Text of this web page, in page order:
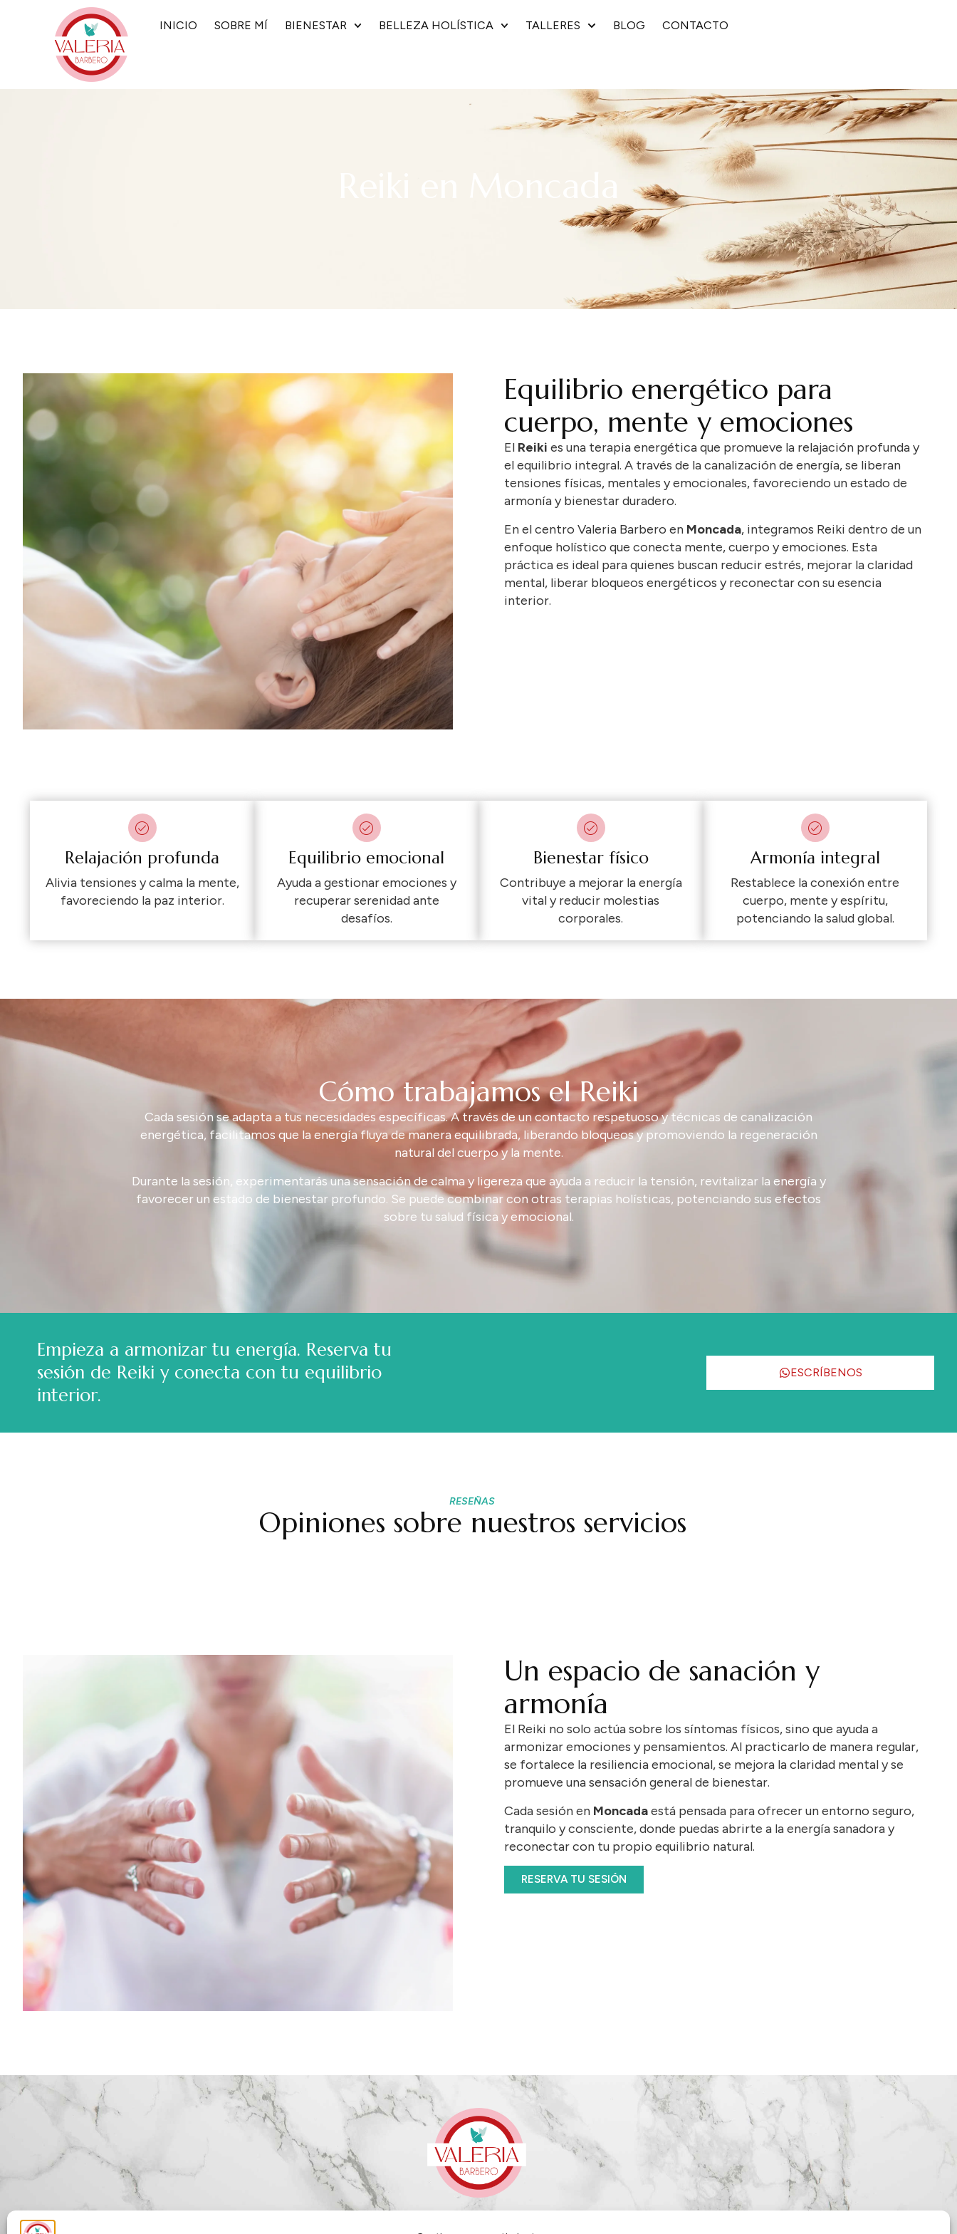
INICIO SOBRE MÍ BIENESTAR BELLEZA HOLÍSTICA TALLERES BLOG CONTACTO
Equilibrio energético para
cuerpo, mente y emociones
El Reiki es una terapiaenergéticaque promueve la relajación profunday
elequilibrio integral. A través de lacanalizaciónde energía,se liberan
tensiones físicas, mentales yemocionales, favoreciendo unestado de
armoníaybienestarduradero.
Enelcentro Valeria Barbero en Moncada, integramos Reiki dentro de un
enfoque holístico que conecta mente,cuerpo yemociones. Esta
prácticaes ideal paraquienes buscan reducirestrés, mejorar laclaridad
mental, liberar bloqueos energéticos yreconectarconsuesencia
interior.
Relajación profunda
Alivia tensiones y calma la mente,
favoreciendo la paz interior.
Equilibrio emocional
Ayuda a gestionar emociones y
recuperar serenidad ante
desafíos.
Bienestar físico
Contribuye a mejorar la energía
vital y reducir molestias
corporales.
Armonía integral
Restablece la conexión entre
cuerpo, mente y espíritu,
potenciando la salud global.
Cómo trabajamos el Reiki
Cada sesión seadapta atusnecesidades específicas.Atravésdeuncontacto respetuosoytécnicas de canalización
energética, facilitamos que la energíafluyademaneraequilibrada, liberando bloqueosypromoviendo la regeneración
natural delcuerpoyla mente.
Durante la sesión, experimentarásunasensaciónde calma yligereza que ayuda a reducir la tensión, revitalizar la energía y
favorecerun estado de bienestar profundo. Se puedecombinarcon otras terapias holísticas, potenciando sus efectos
sobre tu salud física yemocional.
Empieza a armonizar tu energía. Reserva tu
sesión de Reiki y conecta con tu equilibrio
interior.
ESCRÍBENOS
RESEÑAS
Opiniones sobre nuestros servicios
Un espacio de sanación y
armonía
El Reiki no solo actúasobre los síntomas físicos,sino que ayudaa
armonizaremociones ypensamientos. Al practicarlo de manera regular,
se fortalece la resilienciaemocional,se mejora laclaridad mentalyse
promueve unasensacióngeneralde bienestar.
Cadasesiónen Moncadaestá pensada paraofrecerunentorno seguro,
tranquilo yconsciente,donde puedas abrirte a laenergíasanadoray
reconectarcon tu propio equilibrio natural.
RESERVA TU SESIÓN